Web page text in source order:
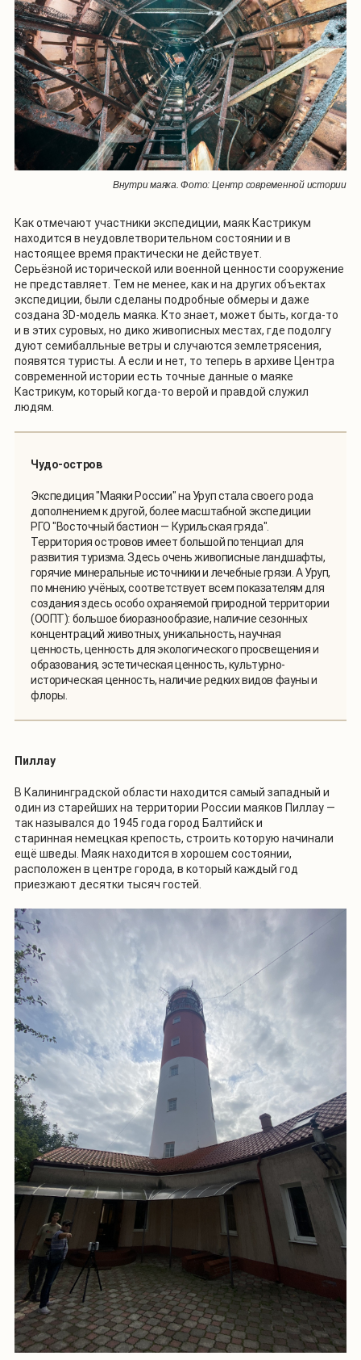
Внутри маяка. Фото: Центр современной истории
Как отмечают участники экспедиции, маяк Кастрикум
находится в неудовлетворительном состоянии и в
настоящее время практически не действует.
Серьёзной исторической или военной ценности сооружение
не представляет. Тем не менее, как и на других объектах
экспедиции, были сделаны подробные обмеры и даже
создана 3D-модель маяка. Кто знает, может быть, когда-то
и в этих суровых, но дико живописных местах, где подолгу
дуют семибалльные ветры и случаются землетрясения,
появятся туристы. А если и нет, то теперь в архиве Центра
современной истории есть точные данные о маяке
Кастрикум, который когда-то верой и правдой служил
людям.
Чудо-остров
Экспедиция "Маяки России" на Уруп стала своего рода
дополнением к другой, более масштабной экспедиции
РГО "Восточный бастион — Курильская гряда".
Территория островов имеет большой потенциал для
развития туризма. Здесь очень живописные ландшафты,
горячие минеральные источники и лечебные грязи. А Уруп,
по мнению учёных, соответствует всем показателям для
создания здесь особо охраняемой природной территории
(ООПТ): большое биоразнообразие, наличие сезонных
концентраций животных, уникальность, научная
ценность, ценность для экологического просвещения и
образования, эстетическая ценность, культурно-
историческая ценность, наличие редких видов фауны и
флоры.
Пиллау
В Калининградской области находится самый западный и
один из старейших на территории России маяков Пиллау —
так назывался до 1945 года город Балтийск и
старинная немецкая крепость, строить которую начинали
ещё шведы. Маяк находится в хорошем состоянии,
расположен в центре города, в который каждый год
приезжают десятки тысяч гостей.